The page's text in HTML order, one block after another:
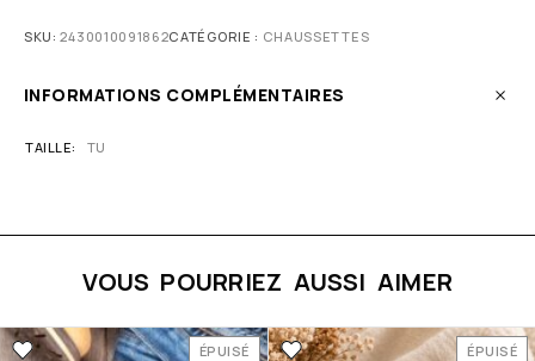
SKU:2430010091862CATÉGORIE : CHAUSSETTES
INFORMATIONS COMPLÉMENTAIRES
TAILLE TU
VOUS POURRIEZ AUSSI AIMER
ÉPUISÉ ÉPUISÉ